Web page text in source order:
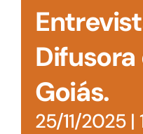
Goiás.
25/11/2025 |